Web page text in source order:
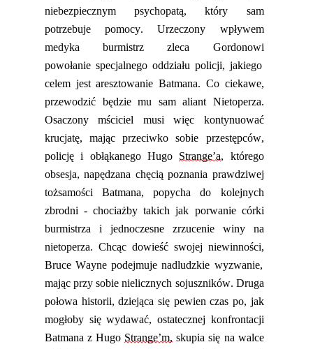
niebezpiecznym psychopatą, który sam
potrzebuje pomocy. Urzeczony wpływem
medyka burmistrz zleca Gordonowi
powołanie specjalnego oddziału policji, jakiego
celem jest aresztowanie Batmana. Co ciekawe,
przewodzić będzie mu sam aliant Nietoperza.
Osaczony mściciel musi więc kontynuować
krucjatę, mając przeciwko sobie przestępców,
policję i obłąkanego Hugo Strange’a, którego
obsesja, napędzana chęcią poznania prawdziwej
tożsamości Batmana, popycha do kolejnych
zbrodni - chociażbytakich jak porwanie córki
burmistrza i jednoczesne zrzuceniewinyna
nietoperza. Chcącdowieśćswojej niewinności,
Bruce Wayne podejmuje nadludzkie wyzwanie,
mając przy sobie nielicznych sojuszników. Druga
połowa historii, dziejąca się pewien czas po, jak
mogłoby się wydawać, ostatecznej konfrontacji
Batmana z Hugo Strange’m, skupia się na walce